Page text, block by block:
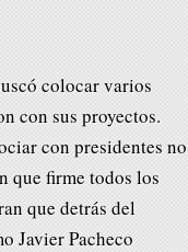
colocar varios
con sus proyectos.
con presidentes no
que firme todos los
que detrás del
Javier Pacheco